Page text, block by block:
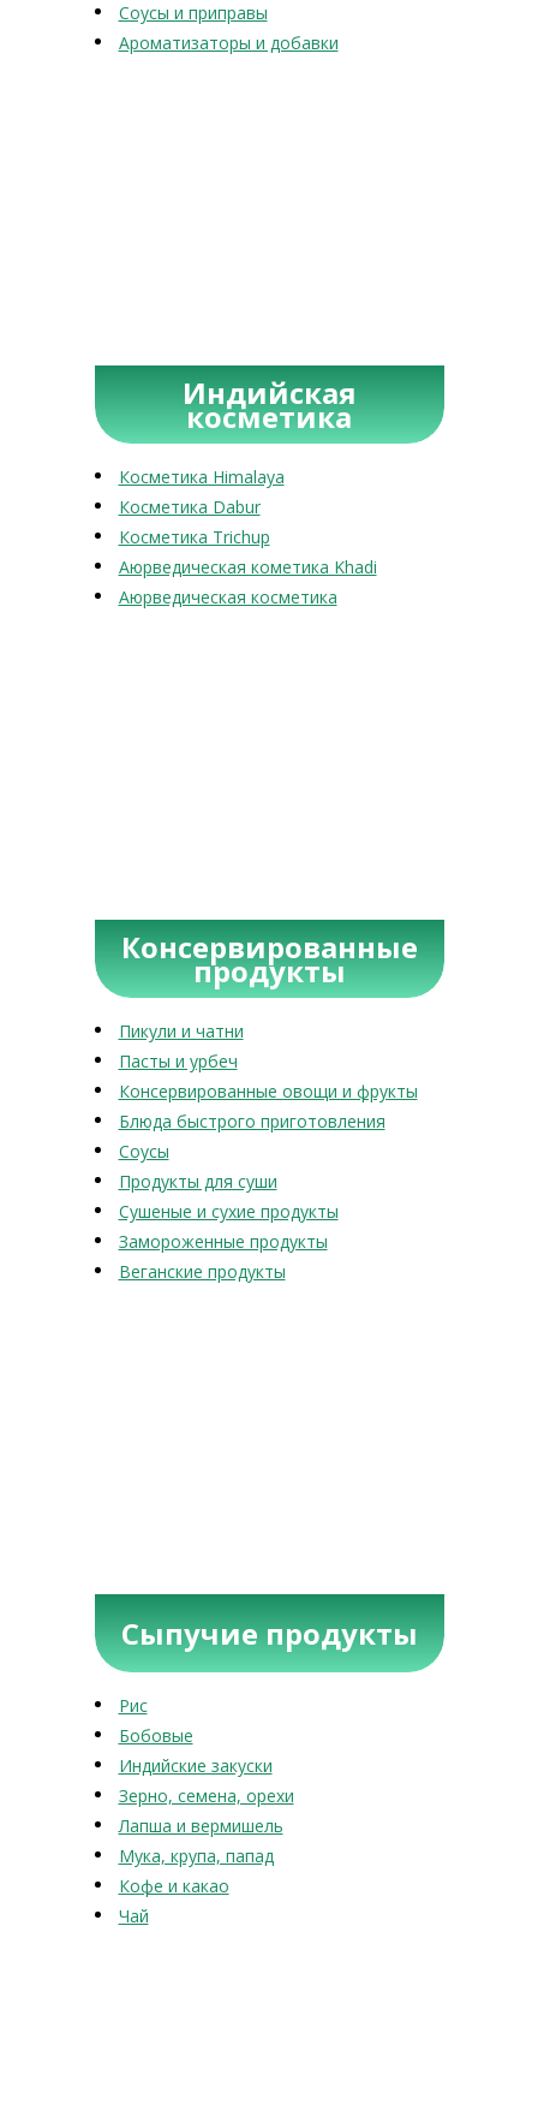
Соусы и приправы
Ароматизаторы и добавки
Индийская
косметика
Косметика Himalaya
Косметика Dabur
Косметика Trichup
Аюрведическая кометика Khadi
Аюрведическая косметика
Консервированные
продукты
Пикули и чатни
Пасты и урбеч
Консервированные овощи и фрукты
Блюда быстрого приготовления
Соусы
Продукты для суши
Сушеные и сухие продукты
Замороженные продукты
Веганские продукты
Сыпучие продукты
Рис
Бобовые
Индийские закуски
Зерно, семена, орехи
Лапша и вермишель
Мука, крупа, папад
Кофе и какао
Чай